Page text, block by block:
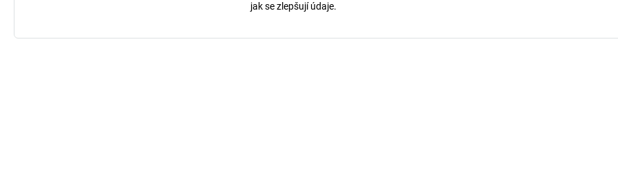
jak se zlepšují údaje.